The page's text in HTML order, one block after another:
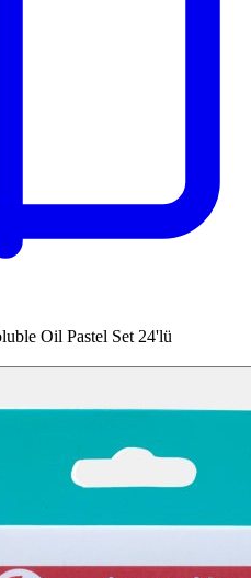
Oil Pastel Set 24'lü